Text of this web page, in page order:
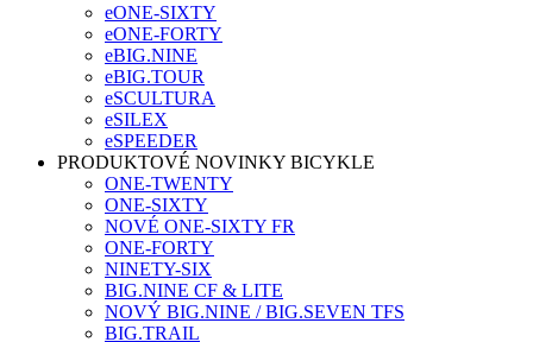
eONE-SIXTY
eONE-FORTY
eBIG.NINE
eBIG.TOUR
eSCULTURA
eSILEX
eSPEEDER
PRODUKTOVÉ NOVINKY BICYKLE
ONE-TWENTY
ONE-SIXTY
NOVÉ ONE-SIXTY FR
ONE-FORTY
NINETY-SIX
BIG.NINE CF & LITE
NOVÝ BIG.NINE / BIG.SEVEN TFS
BIG.TRAIL